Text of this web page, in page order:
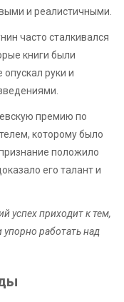
и реалистичными.
часто сталкивался
книги были
руки и
премию по
которому было
положило
его талант и
успех приходит к тем,
упорно работать над